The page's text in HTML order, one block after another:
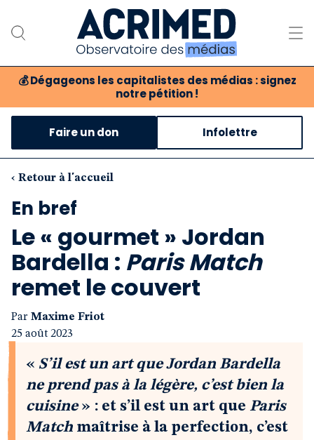
💰 Dégageons les capitalistes des médias : signez
notre pétition !
Notre association
Notre critique des médias
Nos propositions
Boutique
Faire un don Infolettre
‹ Retour à l'accueil
En bref
Le « gourmet » Jordan
Bardella : Paris Match
remet le couvert
Par Maxime Friot
25 août 2023
« S’il est un art que Jordan Bardella
ne prend pas à la légère, c’est bien la
cuisine» : et s’il est un art que Paris
Match maîtrise à la perfection, c’est